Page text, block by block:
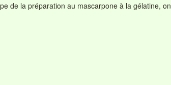
de la préparation au mascarpone à la gélatine, on